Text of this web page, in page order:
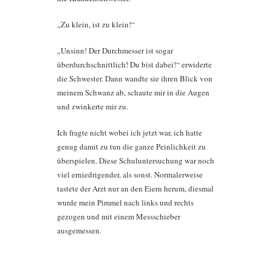
„Zu klein, ist zu klein!“
„Unsinn! Der Durchmesser ist sogar
überdurchschnittlich! Du bist dabei!“ erwiderte
die Schwester. Dann wandte sie ihren Blick von
meinem Schwanz ab, schaute mir in die Augen
und zwinkerte mir zu.
Ich fragte nicht wobei ich jetzt war, ich hatte
genug damit zu tun die ganze Peinlichkeit zu
überspielen. Diese Schuluntersuchung war noch
viel erniedrigender, als sonst. Normalerweise
tastete der Arzt nur an den Eiern herum, diesmal
wurde mein Pimmel nach links und rechts
gezogen und mit einem Messschieber
ausgemessen.